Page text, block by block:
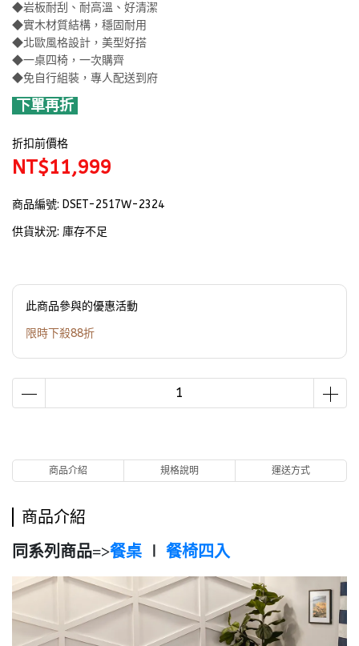
◆岩板耐刮、耐高溫、好清潔
◆實木材質結構，穩固耐用
◆北歐風格設計，美型好搭
◆一桌四椅，一次購齊
◆免自行組裝，專人配送到府
下單再折
折扣前價格
NT$11,999
商品編號: DSET-2517W-2324
供貨狀況: 庫存不足
此商品參與的優惠活動
限時下殺88折
商品介紹 規格說明 運送方式
商品介紹
同系列商品=>餐桌 餐椅四入